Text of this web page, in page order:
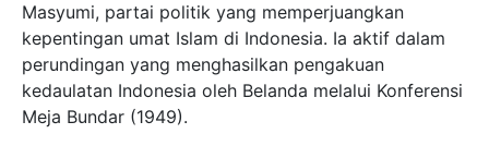
Masyumi, partai politik yang memperjuangkan
kepentingan umat Islam di Indonesia. Ia aktif dalam
perundingan yang menghasilkan pengakuan
kedaulatan Indonesia oleh Belanda melalui Konferensi
Meja Bundar (1949).